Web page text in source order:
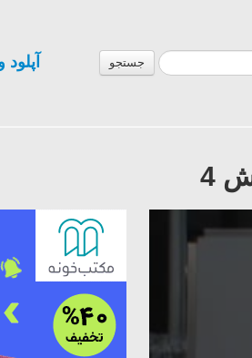
جستجو آپلود
4